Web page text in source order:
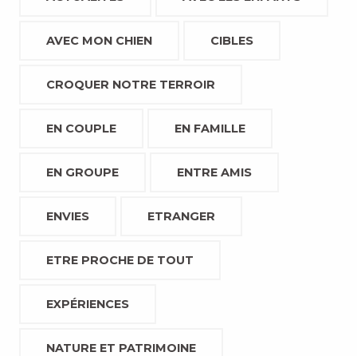
AVEC MON CHIEN CIBLES
CROQUER NOTRE TERROIR
EN COUPLE EN FAMILLE
EN GROUPE ENTRE AMIS
ENVIES ETRANGER
ETRE PROCHE DE TOUT
EXPÉRIENCES
NATURE ET PATRIMOINE